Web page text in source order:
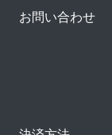
お問い合わせ